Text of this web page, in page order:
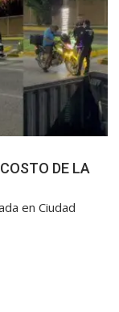
DE LA
en Ciudad